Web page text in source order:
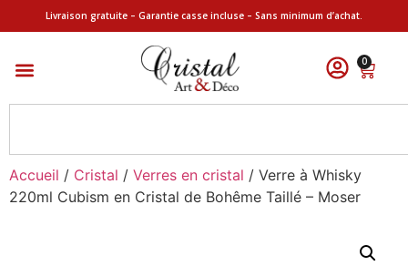
Livraison gratuite – Garantie casse incluse – Sans minimum d’achat.
0
Accueil / Cristal / Verres en cristal / Verre à Whisky
220ml Cubism en Cristal de Bohême Taillé – Moser